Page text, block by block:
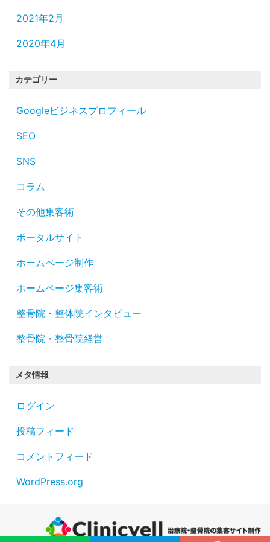
2021年2月
2020年4月
カテゴリー
Googleビジネスプロフィール
SEO
SNS
コラム
その他集客術
ポータルサイト
ホームページ制作
ホームページ集客術
整骨院・整体院インタビュー
整骨院・整骨院経営
メタ情報
ログイン
投稿フィード
コメントフィード
WordPress.org